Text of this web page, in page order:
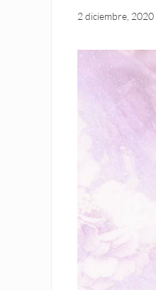
2 diciembre, 2020